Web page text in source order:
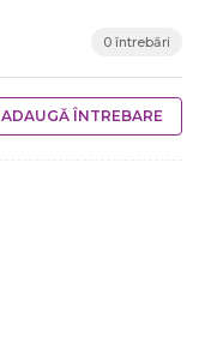
0 întrebări
ADAUGĂ ÎNTREBARE